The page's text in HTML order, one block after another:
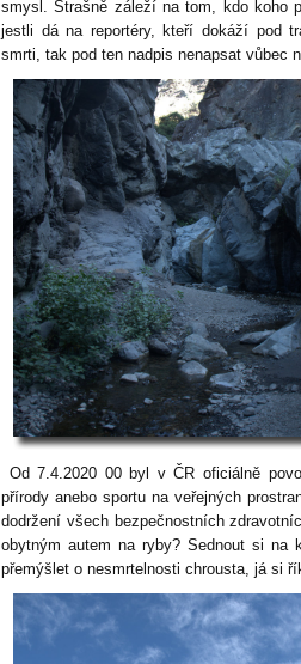
smysl. Strašně záleží na tom, kdo koho
jestli dá na reportéry, kteří dokáží pod
smrti, tak pod ten nadpis nenapsat vůbec
Od 7.4.2020 00 byl v ČR oficiálně
přírody anebo sportu na veřejných
dodržení všech bezpečnostních
obytným autem na ryby? Sednout si
přemýšlet o nesmrtelnosti chrousta, já si